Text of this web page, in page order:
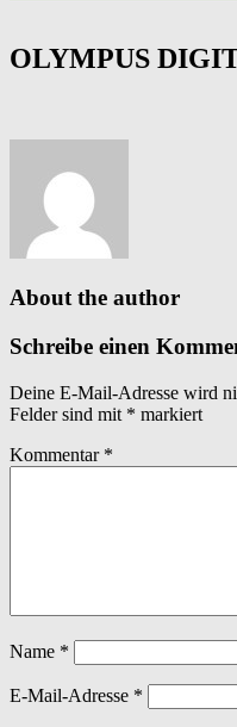
OLYMPUS
About the author
Schreibe einen
Deine E-Mail-Adresse wird
Felder sind mit * markiert
Kommentar *
Name *
E-Mail-Adresse *